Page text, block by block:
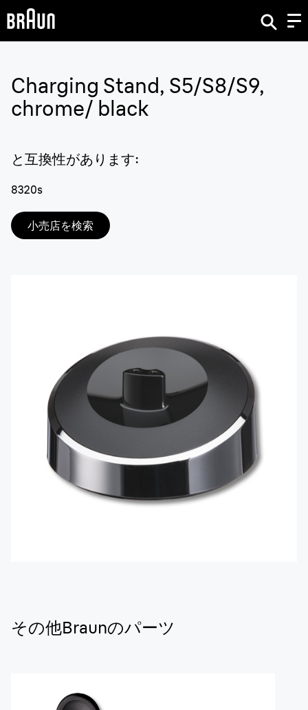
Charging Stand, S5/S8/S9,
chrome/ black
と互換性があります:
8320s
小売店を検索
その他Braunのパーツ